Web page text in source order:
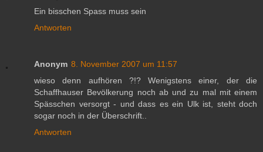
Ein bisschen Spass muss sein
Antworten
Anonym 8. November 2007 um 11:57
wieso denn aufhören ?!? Wenigstens einer, der die
Schaffhauser Bevölkerung noch ab und zu mal mit einem
Spässchen versorgt - und dass es ein Ulk ist, steht doch
sogar noch in der Überschrift..
Antworten